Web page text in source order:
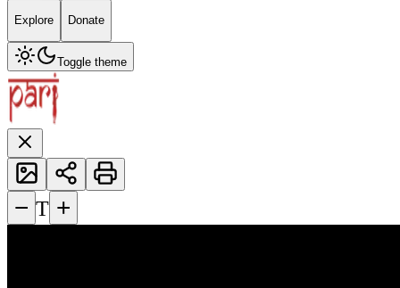
Explore Donate
Toggle theme
− T +